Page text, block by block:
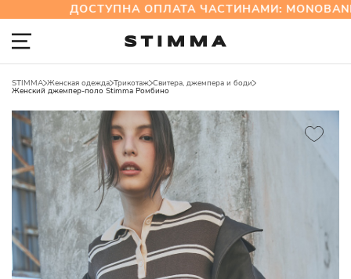
ДОСТУПНА ОПЛАТА ЧАСТИНАМИ:
STIMMA Женская одежда Трикотаж Свитера, джемпера и боди
Женский джемпер-поло Stimma Ромбино